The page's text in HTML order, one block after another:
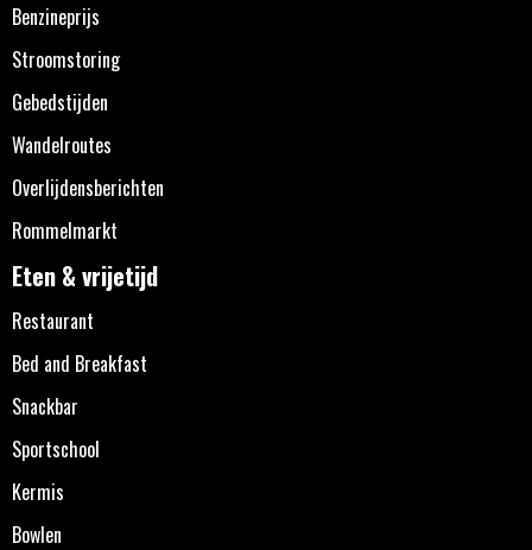
Benzineprijs
Stroomstoring
Gebedstijden
Wandelroutes
Overlijdensberichten
Rommelmarkt
Eten & vrijetijd
Restaurant
Bed and Breakfast
Snackbar
Sportschool
Kermis
Bowlen